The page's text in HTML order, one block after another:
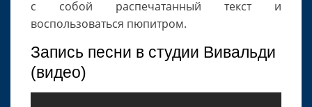
с собой распечатанный текст и
воспользоваться пюпитром.
Запись песни в студии Вивальди
(видео)